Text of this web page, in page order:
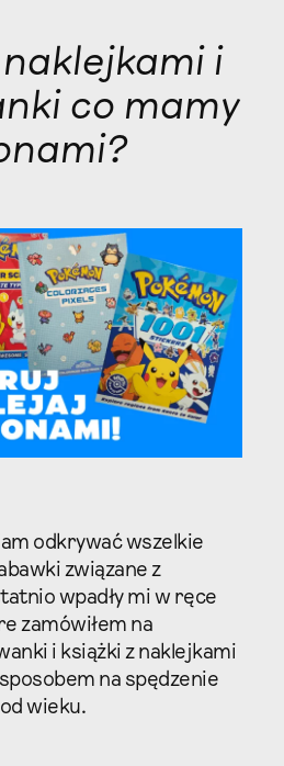
i
co mamy
odkrywać wszelkie
związane z
wpadły mi w ręce
zamówiłem na
i książki z naklejkami
na spędzenie
wieku.